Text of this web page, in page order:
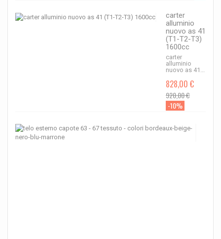
carter
alluminio
nuovo as 41
(T1-T2-T3)
1600cc
carter
alluminio
nuovo as 41...
828,00 €
920,00 €
-10%